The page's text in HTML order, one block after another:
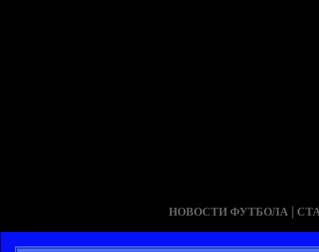
НОВОСТИ ФУТБОЛА |